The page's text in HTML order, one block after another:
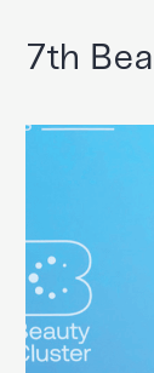
7th